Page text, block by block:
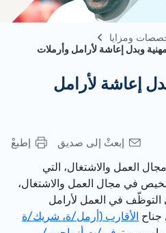
ومزايا
وبدل إعاشة لأرامل وأرملات
إعاشة لأرامل
إطبعْ إبعثْ إلى صديق
العمل والاشتغال، التي
في مجال العمل والاشتغال،
في العمل لأرامل
الأقارب (أرمل/ة، شريك/ة